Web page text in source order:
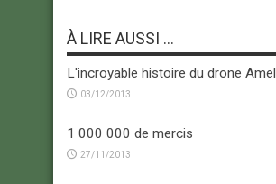
À LIRE AUSSI ...
L'incroyable histoire du drone Amel
03/12/2013
1 000 000 de mercis
27/11/2013